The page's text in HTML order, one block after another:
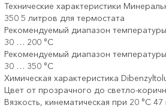
Технические характеристики
350 5 литров для термостата
Рекомендуемый диапазон
30 … 200 °C
Рекомендуемый диапазон
30 … 350 °C
Химическая характеристика
Цвет от прозрачного до светло-
Вязкость, кинематическая при 20 °C 47